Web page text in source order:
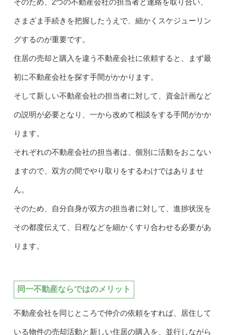
さまざま手続きを把握したうえで、細かくスケジューリン
グするのが重要です。
住居の売却と購入を違う不動産会社に依頼すると、まず最
初に不動産会社を探す手間がかかります。
そして新しい不動産会社の担当者に対して、資金計画など
の説明が必要となり、一から改めて相談をする手間がかか
ります。
それぞれの不動産会社の担当者は、個別に活動をおこない
ますので、双方の間でやり取りをするわけではありませ
ん。
そのため、自分自身が双方の担当者に対して、進捗状況を
その都度伝えて、日程などを細かくすり合わせる必要があ
ります。
同一不動産ならではのメリット
不動産会社を同じところで仲介の依頼をすれば、居住して
いる物件の売却活動と新しい住居の購入を、並行しながら